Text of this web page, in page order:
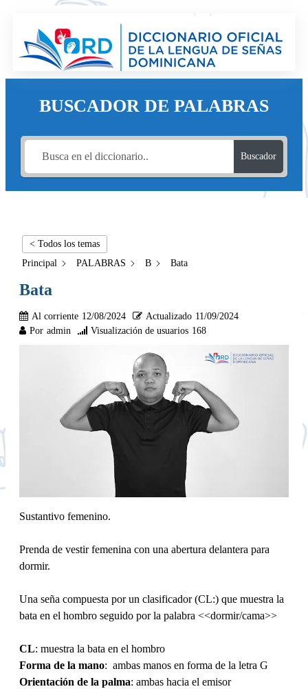
BUSCADOR DE PALABRAS
Buscador
< Todos los temas
Principal
PALABRAS B Bata
Bata
Al corriente 12/08/2024 Actualizado 11/09/2024
Por admin Visualización de usuarios 168
Sustantivo femenino.
Prenda de vestir femenina con una abertura delantera para
dormir.
Una seña compuesta por un clasificador (CL:) que muestra la
bata en el hombro seguido por la palabra <<dormir/cama>>
CL: muestra la bata en el hombro
Forma de la mano: ambas manos en forma de la letra G
Orientación de la palma: ambas hacia el emisor